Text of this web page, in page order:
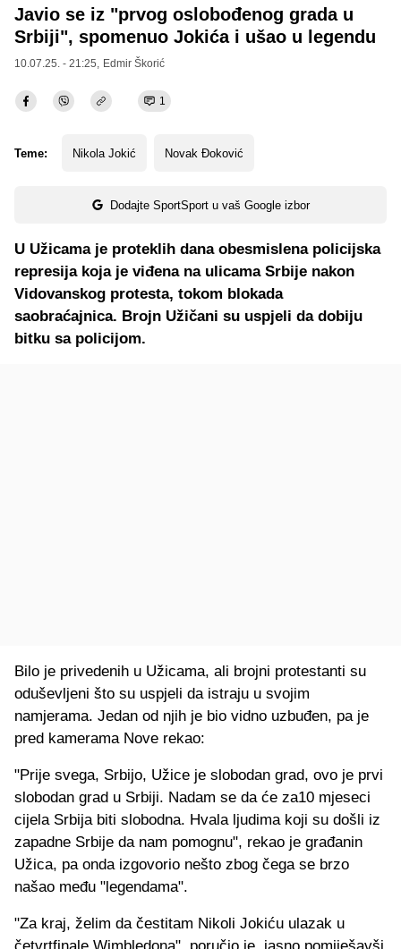
Javio se iz "prvog oslobođenog grada u
Srbiji", spomenuo Jokića i ušao u legendu
10.07.25. - 21:25, Edmir Škorić
1
Teme: Nikola Jokić Novak Đoković
Dodajte SportSport u vaš Google izbor
U Užicama je proteklih dana obesmislena policijska
represija koja je viđena na ulicama Srbije nakon
Vidovanskog protesta, tokom blokada
saobraćajnica. Brojn Užičani su uspjeli da dobiju
bitku sa policijom.
Bilo je privedenih u Užicama, ali brojni protestanti su
oduševljeni što su uspjeli da istraju u svojim
namjerama. Jedan od njih je bio vidno uzbuđen, pa je
pred kamerama Nove rekao:
"Prije svega, Srbijo, Užice je slobodan grad, ovo je prvi
slobodan grad u Srbiji. Nadam se da će za10 mjeseci
cijela Srbija biti slobodna. Hvala ljudima koji su došli iz
zapadne Srbije da nam pomognu", rekao je građanin
Užica, pa onda izgovorio nešto zbog čega se brzo
našao među "legendama".
"Za kraj, želim da čestitam Nikoli Jokiću ulazak u